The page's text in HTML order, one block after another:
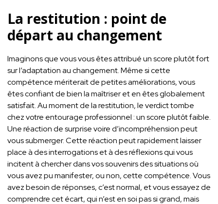
La restitution : point de
départ au changement
Imaginons que vous vous êtes attribué un score plutôt fort
sur l’adaptation au changement. Même si cette
compétence mériterait de petites améliorations, vous
êtes confiant de bien la maîtriser et en êtes globalement
satisfait. Au moment de la restitution, le verdict tombe
chez votre entourage professionnel : un score plutôt faible.
Une réaction de surprise voire d’incompréhension peut
vous submerger. Cette réaction peut rapidement laisser
place à des interrogations et à des réflexions qui vous
incitent à chercher dans vos souvenirs des situations où
vous avez pu manifester, ou non, cette compétence. Vous
avez besoin de réponses, c’est normal, et vous essayez de
comprendre cet écart, qui n’est en soi pas si grand, mais